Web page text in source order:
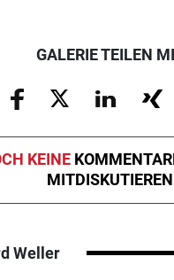
GALERIE TEILEN
KEINE
MITDISKUTIEREN
Weller